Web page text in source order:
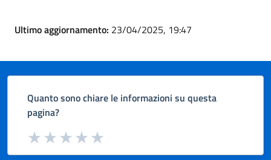
Ultimo aggiornamento: 23/04/2025, 19:47
Quanto sono chiare le informazioni su questa
pagina?
Valuta da 1 a 5 stelle la pagina
Valuta 5 stelle su 5
Valuta 4 stelle su 5
Valuta 3 stelle su 5
Valuta 2 stelle su 5
Valuta 1 stelle su 5